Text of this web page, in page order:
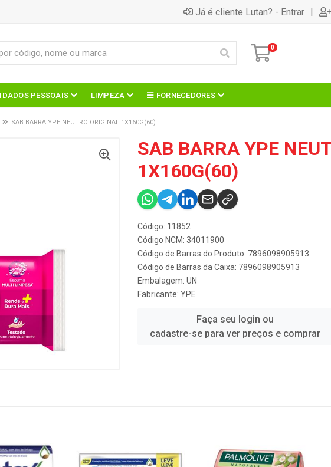
Já é cliente Lutan? - Entrar |
0
PESSOAIS LIMPEZA FORNECEDORES
SAB BARRA YPE NEUTRO ORIGINAL 1X160G(60)
SAB BARRA YPE
1X160G(60)
Código: 11852
Código NCM: 34011900
Código de Barras do Produto: 7896098905913
Código de Barras da Caixa: 7896098905913
Embalagem: UN
Fabricante: YPE
Faça seu login ou
cadastre-se para ver preços e comprar